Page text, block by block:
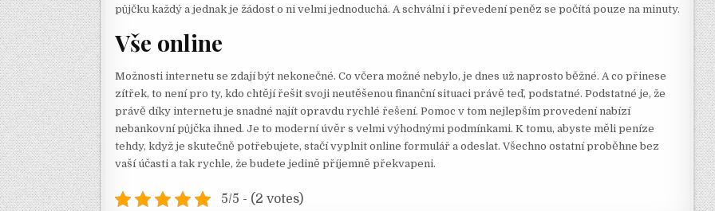
půjčku každý a jednak je žádost o ni velmi jednoduchá. A schvální i převedení peněz se počítá pouze na minuty.
Vše online
Možnosti internetu se zdají být nekonečné. Co včera možné nebylo, je dnes už naprosto běžné. A co přinese
zítřek, to není pro ty, kdo chtějí řešit svoji neutěšenou finanční situaci právě teď, podstatné. Podstatné je, že
právě díky internetu je snadné najít opravdu rychlé řešení. Pomoc v tom nejlepším provedení nabízí
nebankovní půjčka ihned. Je to moderní úvěr s velmi výhodnými podmínkami. K tomu, abyste měli peníze
tehdy, když je skutečně potřebujete, stačí vyplnit online formulář a odeslat. Všechno ostatní proběhne bez
vaší účasti a tak rychle, že budete jedině příjemně překvapeni.
5/5 - (2 votes)